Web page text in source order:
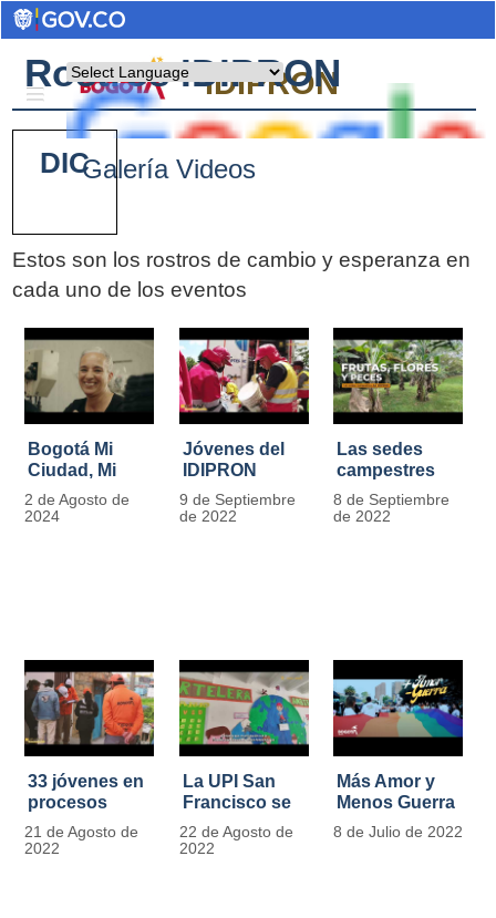
Powered by
IDIPRON
Rostros IDIPRON
Galería Videos
Estos son los rostros de cambio y esperanza en
cada uno de los eventos
Bogotá Mi
Ciudad, Mi
Casa
2 de Agosto de
2024
Jóvenes del
IDIPRON
restauraron
más de 13.000
9 de Septiembre
de 2022
Las sedes
campestres
de IDIPRON
se convierten
8 de Septiembre
de 2022
33 jóvenes en
procesos
legales por
tensiones con
21 de Agosto de
2022
La UPI San
Francisco se
llena de color
y vida con la
22 de Agosto de
2022
Más Amor y
Menos Guerra
8 de Julio de 2022
Pages
DIC